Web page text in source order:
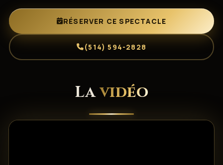
RÉSERVER CE SPECTACLE
(514) 594-2828
Lavidéo